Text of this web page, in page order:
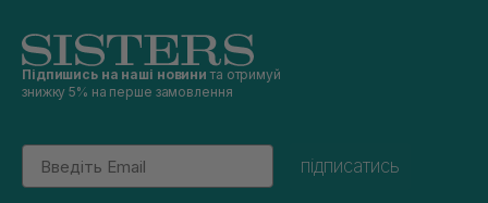
Підпишись на наші новини та отримуй
знижку 5% на перше замовлення
Email
підписатись